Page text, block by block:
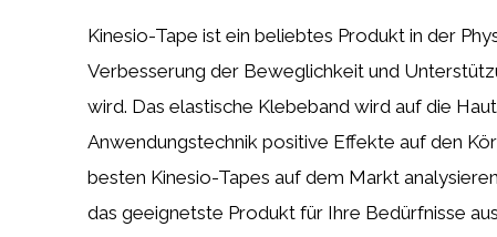
Kinesio-Tape ist ein beliebtes Produkt in der
Verbesserung der Beweglichkeit und
wird. Das elastische Klebeband wird auf die
Anwendungstechnik positive Effekte auf den
besten Kinesio-Tapes auf dem Markt
das geeignetste Produkt für Ihre Bedürfnisse